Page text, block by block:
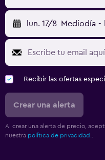
lun. 17/8 Mediodía -
Recibir las ofertas
Crear una alerta
Al crear una alerta de precio,
nuestra política de privacidad..